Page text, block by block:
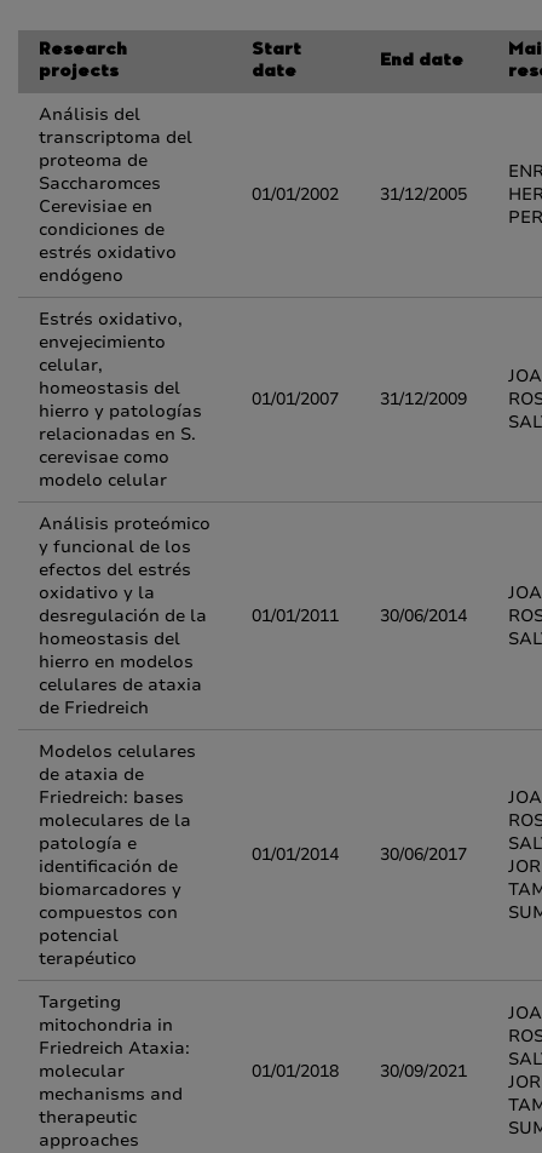
Research
projects
Start
date
End date
Análisis del
transcriptoma del
proteoma de
Saccharomces
Cerevisiae en
condiciones de
estrés oxidativo
endógeno
01/01/2002 31/12/2005
Estrés oxidativo,
envejecimiento
celular,
homeostasis del
hierro y patologías
relacionadas en S.
cerevisae como
modelo celular
01/01/2007 31/12/2009
Análisis proteómico
y funcional de los
efectos del estrés
oxidativo y la
desregulación de la
homeostasis del
hierro en modelos
celulares de ataxia
de Friedreich
01/01/2011 30/06/2014
Modelos celulares
de ataxia de
Friedreich: bases
moleculares de la
patología e
identificación de
biomarcadores y
compuestos con
potencial
terapéutico
01/01/2014 30/06/2017
Targeting
mitochondria in
Friedreich Ataxia:
molecular
mechanisms and
therapeutic
approaches
01/01/2018 30/09/2021